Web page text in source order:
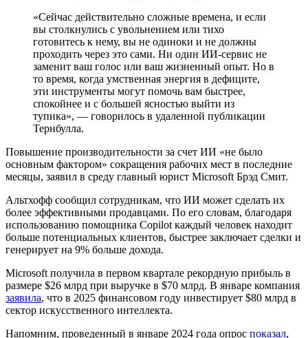
«Сейчас действительно сложные времена, и если
вы столкнулись с увольнением или тихо
готовитесь к нему, вы не одиноки и не должны
проходить через это сами. Ни один ИИ-сервис не
заменит ваш голос или ваш жизненный опыт. Но в
то время, когда умственная энергия в дефиците,
эти инструменты могут помочь вам быстрее,
спокойнее и с большей ясностью выйти из
тупика», — говорилось в удаленной публикации
Тернбулла.
Повышение производительности за счет ИИ «не было
основным фактором» сокращения рабочих мест в последние
месяцы, заявил в среду главный юрист Microsoft Брэд Смит.
Альтхофф сообщил сотрудникам, что ИИ может сделать их
более эффективными продавцами. По его словам, благодаря
использованию помощника Copilot каждый человек находит
больше потенциальных клиентов, быстрее заключает сделки и
генерирует на 9% больше дохода.
Microsoft получила в первом квартале рекордную прибыль в
размере $26 млрд при выручке в $70 млрд. В январе компания
заявила, что в 2025 финансовом году инвестирует $80 млрд в
сектор искусственного интеллекта.
Напомним, проведенный в январе 2024 года опрос показал,